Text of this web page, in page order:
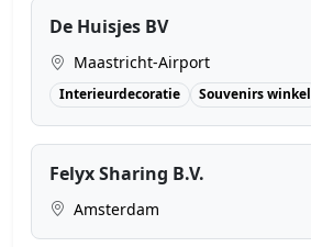
De Huisjes BV
Maastricht-Airport
Interieurdecoratie Souvenirs winkel
Felyx Sharing B.V.
Amsterdam